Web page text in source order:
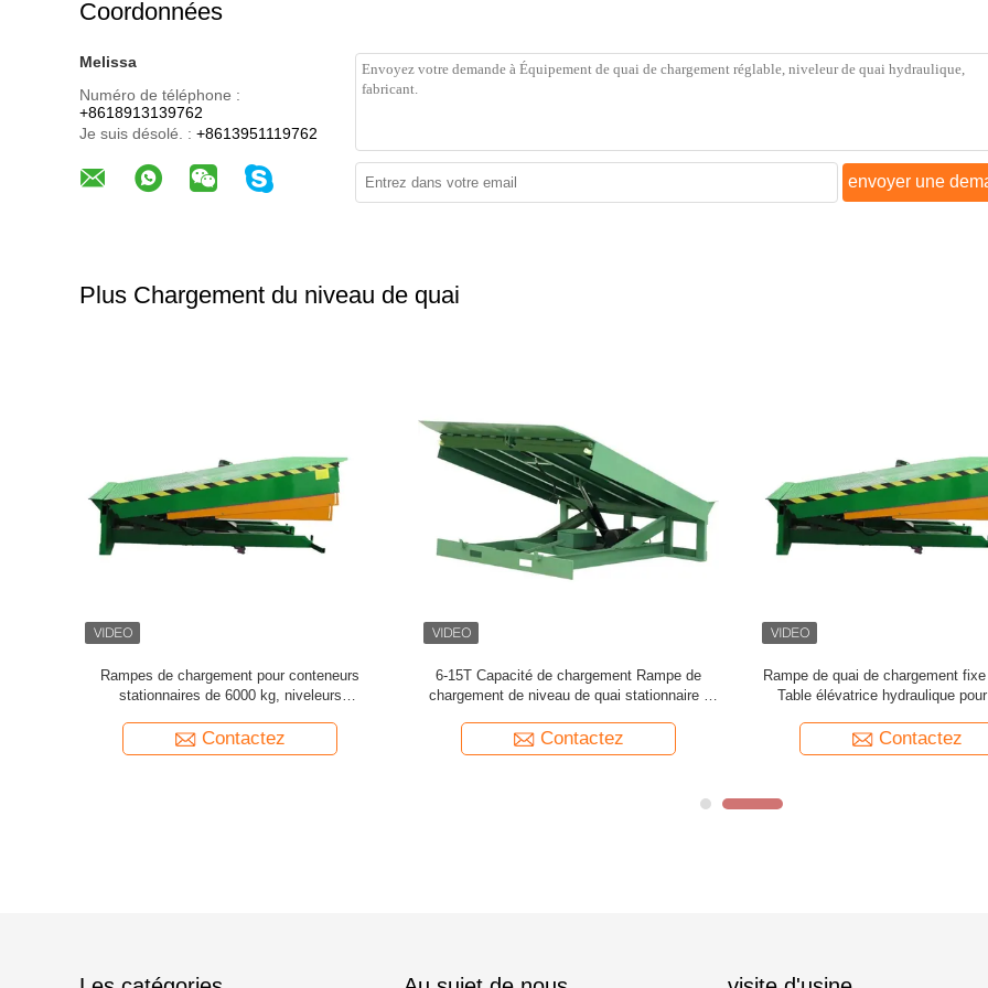
Coordonnées
Melissa
Numéro de téléphone :
+8618913139762
Je suis désolé. : +8613951119762
envoyer une
Plus Chargement du niveau de quai
Niveleur de quai fixe pour chargement de
10000 kg pour le chargement de marchandises
Contactez
Rampe de quai de chargement pour le
chargement et le déchargement en entrepôt de
Contactez
Plateforme de chargement de
personnalisée, entrepôt électrique
camion
Contactez